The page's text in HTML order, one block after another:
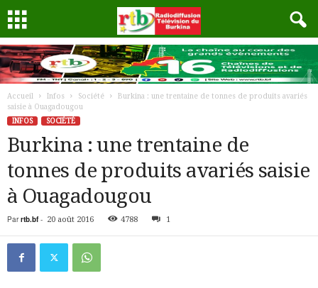
Accueil Infos Société
Burkina : une trentaine de tonnes de produits avariés
saisie à Ouagadougou
INFOS
SOCIÉTÉ
Burkina : une trentaine de
tonnes de produits avariés saisie
à Ouagadougou
Par rtb.bf- 20 août 2016 4788 1